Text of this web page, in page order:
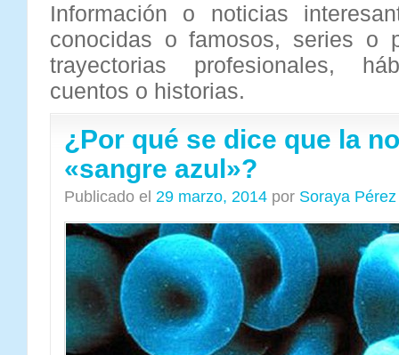
Información o noticias
conocidas o famosos, series o
trayectorias profesionales,
cuentos o historias.
¿Por qué se dice que la
«sangre azul»?
Publicado el 29 marzo, 2014 por Soraya Pérez